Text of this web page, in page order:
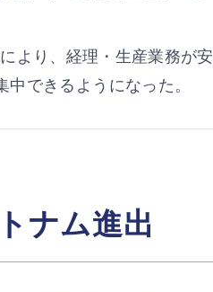
より、経理・生産業務が安
できるようになった。
ナム進出
ひとつに
デモリクエスト